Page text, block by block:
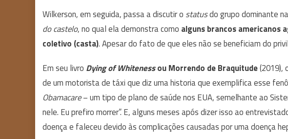
Wilkerson, em seguida, passa a discutir o statusdo grupo dominante
do castelo, no qual ela demonstra como alguns brancos americanos
coletivo (casta). Apesar do fato de que eles não se beneficiam do
Em seu livro Dying of Whitenessou Morrendo de Braquitude(2019),
de um motorista de táxi que diz uma historia que exemplifica esse
Obamacare– um tipo de plano de saúde nos EUA, semelhante ao
nele. Eu prefiro morrer”. E, alguns meses após dizer isso ao
doença e faleceu devido às complicações causadas por uma doença